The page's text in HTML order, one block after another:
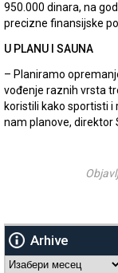
950.000 dinara, na
precizne finansijske
U PLANU I SAUNA
– Planiramo
vođenje raznih vrsta
koristili kako sportisti
nam planove, direktor
Arhive
Arhive